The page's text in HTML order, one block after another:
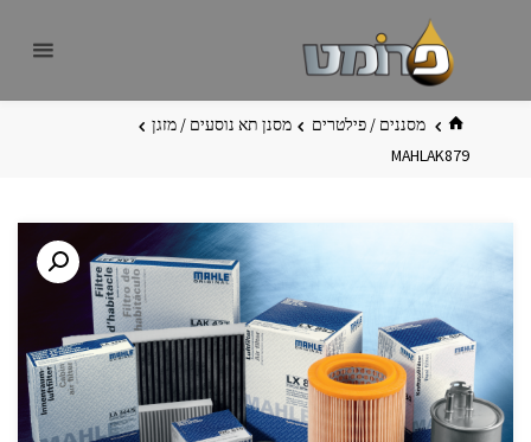
בית מסננים / פילטרים
מסנן תא נוסעים / מזגן
MAHLAK879